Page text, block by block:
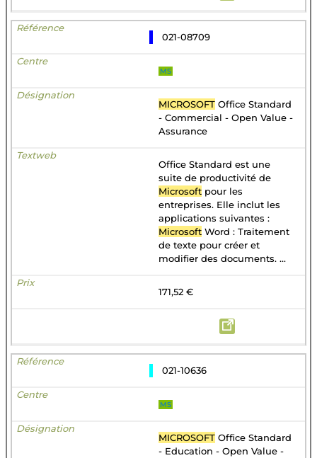
021-08709
MS
MICROSOFT Office Standard
- Commercial - Open Value -
Assurance
Office Standard est une
suite de productivité de
Microsoft pour les
entreprises. Elle inclut les
applications suivantes :
Microsoft Word : Traitement
de texte pour créer et
modifier des documents. ...
171,52 €
021-10636
MS
MICROSOFT Office Standard
- Education - Open Value -